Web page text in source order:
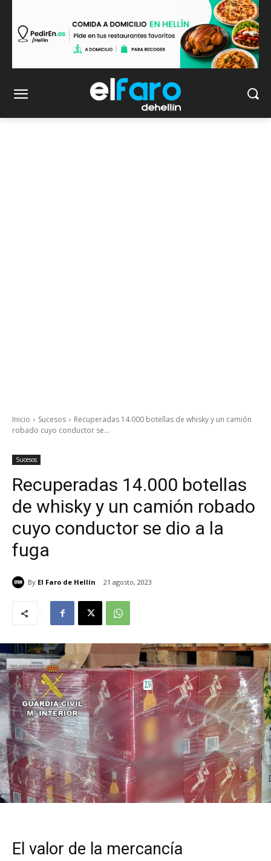
Inicio Sucesos
Recuperadas 14.000 botellas de whisky y un camión
robado cuyo conductor se...
Sucesos
Recuperadas 14.000 botellas
de whisky y un camión robado
cuyo conductor se dio a la
fuga
By El Faro de Hellín 21 agosto, 2023
El valor de la mercancía